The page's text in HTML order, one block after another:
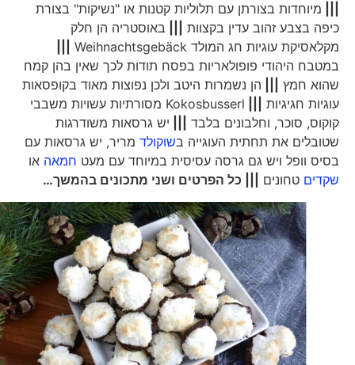
מיוחדות בצורתן עם תלוליות קטנות או "נשיקות" בצורת
כיפה בצבע זהוב עדין בקצוות|||
באוסטריה הן חלק
מקלאסיקת עוגיות חג המולד Weihnachtsgebäck
|||
במטבח היהודי פופולאריות בפסח תודות לכך שאין בהן קמח
שהוא חמץ|||
הן נשמרות היטב ולכן נפוצות מאוד בקופסאות
עוגיות חגיגיות|||
Kokosbusserl מסורתיות עשויות משבבי
קוקוס, סוכר, וחלבונים בלבד|||
יש גרסאות משודרגות
שטובלים את תחתית העוגייה בשוקולדמריר, יש גרסאות עם
בסיס וופל ויש גם גרסה עסיסית במיוחד עם מעטחמאהאו
שקדיםטחונים||| כל הפרטים ושני מתכונים בהמשך…